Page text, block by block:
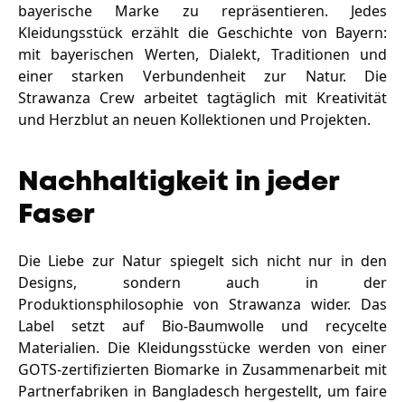
bayerische Marke zu repräsentieren. Jedes
Kleidungsstück erzählt die Geschichte von Bayern:
mit bayerischen Werten, Dialekt, Traditionen und
einer starken Verbundenheit zur Natur. Die
Strawanza Crew arbeitet tagtäglich mit Kreativität
und Herzblut an neuen Kollektionen und Projekten.
Nachhaltigkeit in jeder
Faser
Die Liebe zur Natur spiegelt sich nicht nur in den
Designs, sondern auch in der
Produktionsphilosophie von Strawanza wider. Das
Label setzt auf Bio-Baumwolle und recycelte
Materialien. Die Kleidungsstücke werden von einer
GOTS-zertifizierten Biomarke in Zusammenarbeit mit
Partnerfabriken in Bangladesch hergestellt, um faire